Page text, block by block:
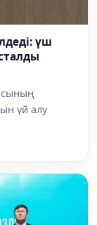
үш
үй алу